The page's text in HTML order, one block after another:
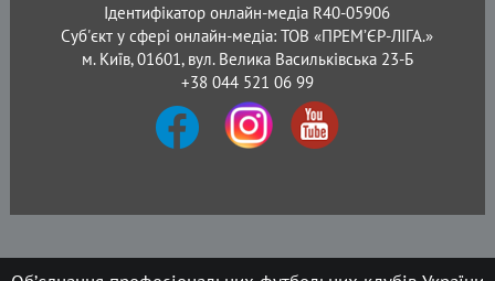
Ідентифікатор онлайн-медіа R40-05906
Суб'єкт у сфері онлайн-медіа: ТОВ «ПРЕМ’ЄР-ЛІГА.»
м. Київ, 01601, вул. Велика Васильківська 23-Б
+38 044 521 06 99